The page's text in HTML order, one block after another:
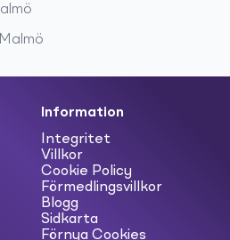
Malmö
Information
Integritet
Villkor
Cookie Policy
Förmedlingsvillkor
Blogg
Sidkarta
Förnya Cookies